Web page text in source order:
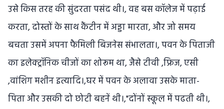
उसे किस तरह की सुंदरता पसंद थी।, वह बस कॉलेज में पढ़ाई
करता, दोस्तों के साथ कैंटीन में अड्डा मारता, और जो समय
बचता उसमें अपना फैमिली बिजनेस संभालता।, पवन के पिताजी
का इलेक्ट्रॉनिक चीजों का शोरूम था, जैसे टीवी ,फ्रिज, एसी
,वांशिग मशीन इत्यादि।,घर में पवन के अलावा उसके माता-
पिता और उसकी दो छोटी बहनें थी।,"दोंनों स्कूल में पढती थी।,